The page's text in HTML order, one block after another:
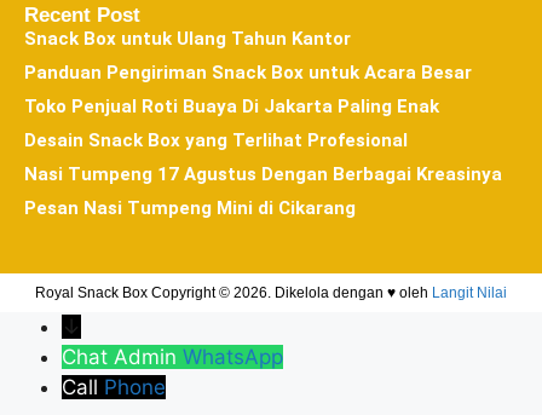
Recent Post
Snack Box untuk Ulang Tahun Kantor
Panduan Pengiriman Snack Box untuk Acara Besar
Toko Penjual Roti Buaya Di Jakarta Paling Enak
Desain Snack Box yang Terlihat Profesional
Nasi Tumpeng 17 Agustus Dengan Berbagai Kreasinya
Pesan Nasi Tumpeng Mini di Cikarang
Royal Snack Box Copyright © 2026. Dikelola dengan ♥ oleh Langit Nilai
↓
Chat Admin WhatsApp
Call Phone